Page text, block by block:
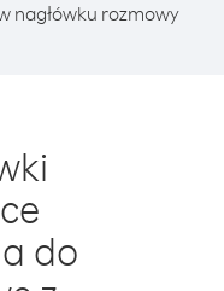
nagłówku rozmowy
do